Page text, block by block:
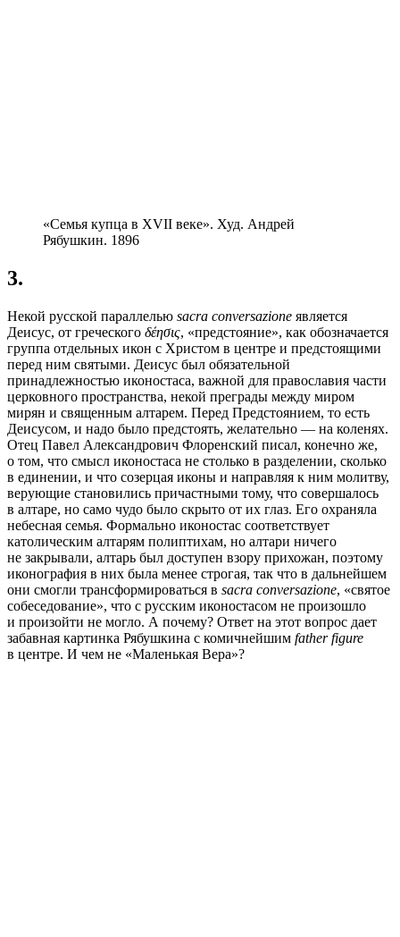
«Семья купца в XVII веке». Худ. Андрей
Рябушкин. 1896
3.
Некой русской параллелью sacra conversazione является
Деисус, от греческого δέησις, «предстояние», как обозначается
группа отдельных икон с Христом в центре и предстоящими
перед ним святыми. Деисус был обязательной
принадлежностью иконостаса, важной для православия части
церковного пространства, некой преграды между миром
мирян и священным алтарем. Перед Предстоянием, то есть
Деисусом, и надо было предстоять, желательно — на коленях.
Отец Павел Александрович Флоренский писал, конечно же,
о том, что смысл иконостаса не столько в разделении, сколько
в единении, и что созерцая иконы и направляя к ним молитву,
верующие становились причастными тому, что совершалось
в алтаре, но само чудо было скрыто от их глаз. Его охраняла
небесная семья. Формально иконостас соответствует
католическим алтарям полиптихам, но алтари ничего
не закрывали, алтарь был доступен взору прихожан, поэтому
иконография в них была менее строгая, так что в дальнейшем
они смогли трансформироваться в sacra conversazione, «святое
собеседование», что с русским иконостасом не произошло
и произойти не могло. А почему? Ответ на этот вопрос дает
забавная картинка Рябушкина с комичнейшим father figure
в центре. И чем не «Маленькая Вера»?